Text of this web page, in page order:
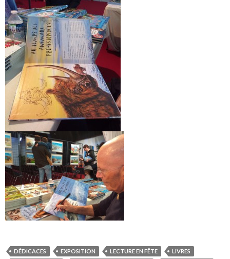
DÉDICACES EXPOSITION LECTURE EN FÊTE
LIVRES